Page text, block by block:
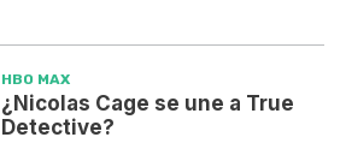
HBO MAX
¿Nicolas Cage se une a True
Detective?